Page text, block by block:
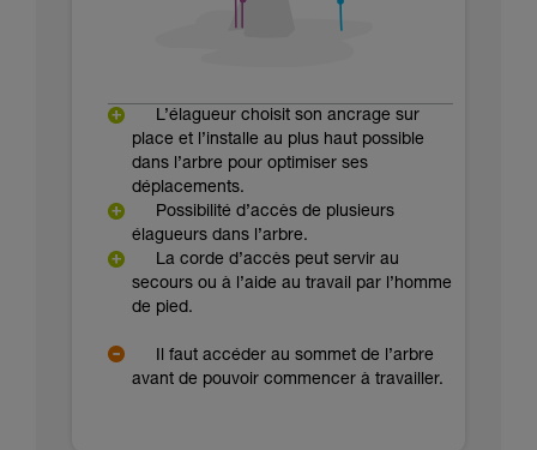
L’élagueur choisit son ancrage sur
place et l’installe au plus haut possible
dans l’arbre pour optimiser ses
déplacements.
Possibilité d’accès de plusieurs
élagueurs dans l’arbre.
La corde d’accès peut servir au
secours ou à l’aide au travail par l’homme
de pied.
Il faut accéder au sommet de l’arbre
avant de pouvoir commencer à travailler.